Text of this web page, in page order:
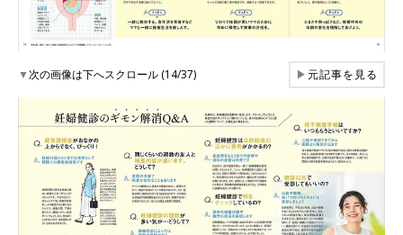
▼次の画像は下へスクロール (14/37) ▶元記事を見る